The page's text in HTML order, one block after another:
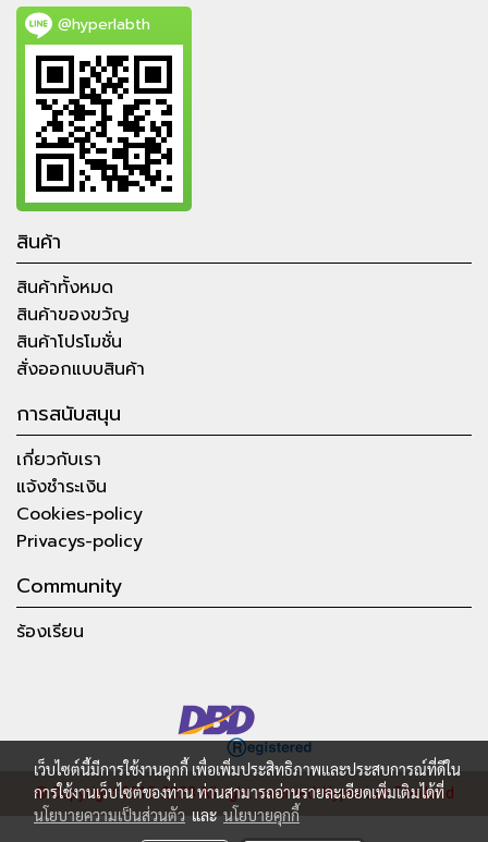
@hyperlabth
สินค้า
สินค้าทั้งหมด
สินค้าของขวัญ
สินค้าโปรโมชั่น
สั่งออกแบบสินค้า
การสนับสนุน
เกี่ยวกับเรา
แจ้งชำระเงิน
Cookies-policy
Privacys-policy
Community
ร้องเรียน
© Copyright 2015-2023 All right reserved.Hyper Lab Thailand
เว็บไซต์นี้มีการใช้งานคุกกี้ เพื่อเพิ่มประสิทธิภาพและประสบการณ์ที่ดีใน
การใช้งานเว็บไซต์ของท่าน ท่านสามารถอ่านรายละเอียดเพิ่มเติมได้ที่
นโยบายความเป็นส่วนตัว และ นโยบายคุกกี้